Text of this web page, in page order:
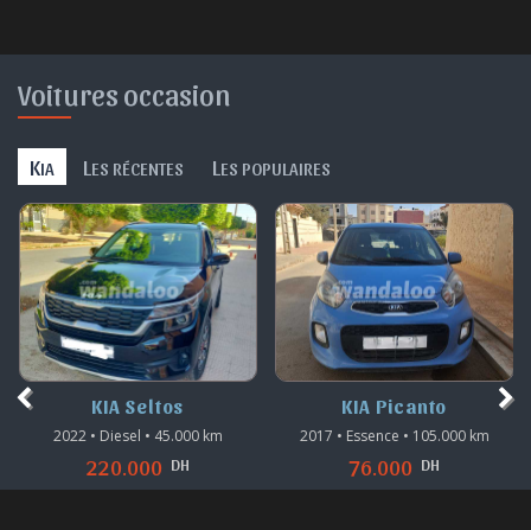
Voitures occasion
KIA L ES RÉCENTES L ES POPULAIRES
KIA Seltos
2022 • Diesel • 45.000 km
220.000 DH
KIA Picanto
2017 • Essence • 105.000 km
76.000 DH